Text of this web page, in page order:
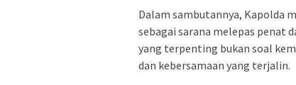
Dalam sambutannya, Kapolda
sebagai sarana melepas penat
yang terpenting bukan soal
dan kebersamaan yang terjalin.